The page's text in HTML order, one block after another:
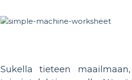
Sukella tieteen